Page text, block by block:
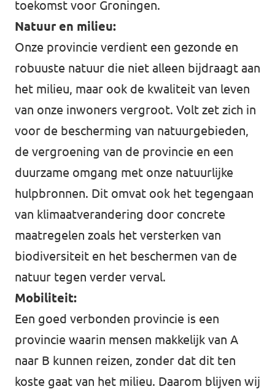
toekomst voor Groningen.
Natuur en milieu:
Onze provincie verdient een gezonde en
robuuste natuur die niet alleen bijdraagt aan
het milieu, maar ook de kwaliteit van leven
van onze inwoners vergroot. Volt zet zich in
voor de bescherming van natuurgebieden,
de vergroening van de provincie en een
duurzame omgang met onze natuurlijke
hulpbronnen. Dit omvat ook het tegengaan
van klimaatverandering door concrete
maatregelen zoals het versterken van
biodiversiteit en het beschermen van de
natuur tegen verder verval.
Mobiliteit:
Een goed verbonden provincie is een
provincie waarin mensen makkelijk van A
naar B kunnen reizen, zonder dat dit ten
koste gaat van het milieu. Daarom blijven wij